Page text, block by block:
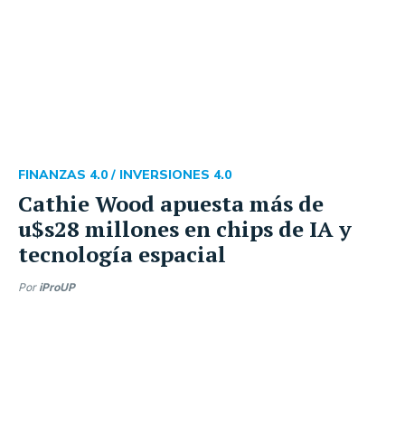
Cathie Wood apuesta más de
u$s28 millones en chips de IA y
tecnología espacial
FINANZAS 4.0 / INVERSIONES 4.0
Por iProUP